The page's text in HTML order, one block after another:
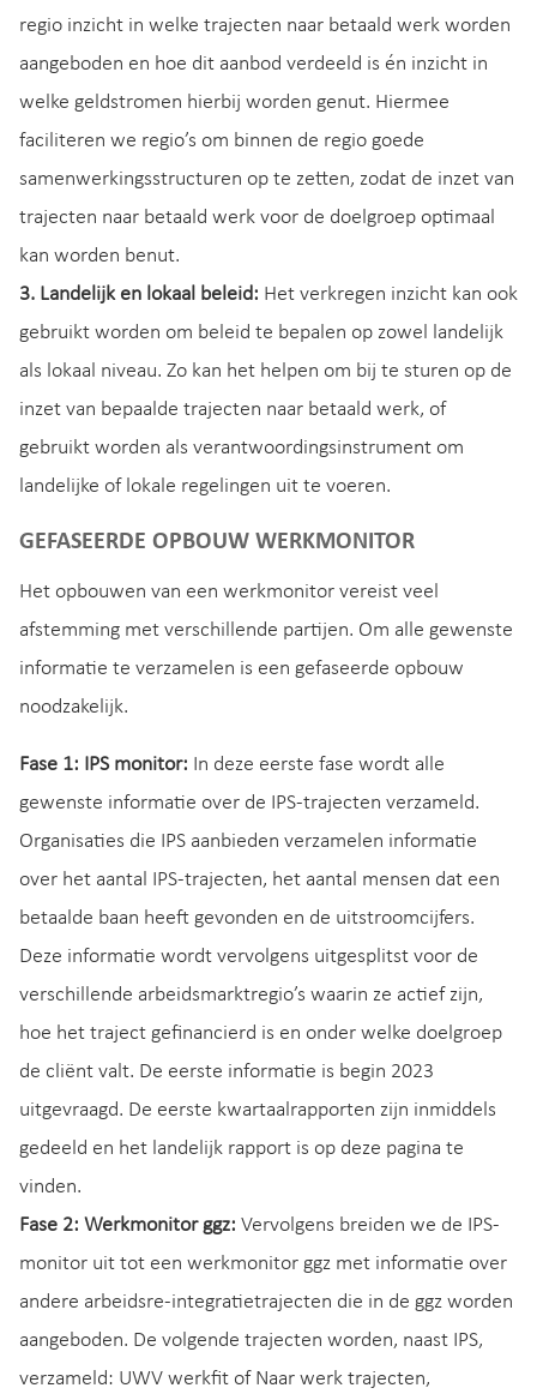
regio inzicht in welke trajecten naar betaald werk worden
aangeboden en hoe dit aanbod verdeeld is én inzicht in
welke geldstromen hierbij worden genut. Hiermee
faciliteren we regio’s om binnen de regio goede
samenwerkingsstructuren op te zetten, zodat de inzet van
trajecten naar betaald werk voor de doelgroep optimaal
kan worden benut.
3. Landelijk en lokaal beleid: Het verkregen inzicht kan ook
gebruikt worden om beleid te bepalen op zowel landelijk
als lokaal niveau. Zo kan het helpen om bij te sturen op de
inzet van bepaalde trajecten naar betaald werk, of
gebruikt worden als verantwoordingsinstrument om
landelijke of lokale regelingen uit te voeren.
GEFASEERDE OPBOUW WERKMONITOR
Het opbouwen van een werkmonitor vereist veel
afstemming met verschillende partijen. Om alle gewenste
informatie te verzamelen is een gefaseerde opbouw
noodzakelijk.
Fase 1: IPS monitor: In deze eerste fase wordt alle
gewenste informatie over de IPS-trajecten verzameld.
Organisaties die IPS aanbieden verzamelen informatie
over het aantal IPS-trajecten, het aantal mensen dat een
betaalde baan heeft gevonden en de uitstroomcijfers.
Deze informatie wordt vervolgens uitgesplitst voor de
verschillende arbeidsmarktregio’s waarin ze actief zijn,
hoe het traject gefinancierd is en onder welke doelgroep
de cliënt valt. De eerste informatie is begin 2023
uitgevraagd. De eerste kwartaalrapporten zijn inmiddels
gedeeld en het landelijk rapport is op deze pagina te
vinden.
Fase 2: Werkmonitor ggz: Vervolgens breiden we de IPS-
monitor uit tot een werkmonitor ggz met informatie over
andere arbeidsre-integratietrajecten die in de ggz worden
aangeboden. De volgende trajecten worden, naast IPS,
verzameld: UWV werkfit of Naar werk trajecten,